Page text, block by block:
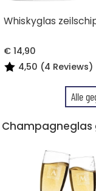
Whiskyglas
€ 14,90
4,50 (4 Reviews)
Alle
Champagneglas